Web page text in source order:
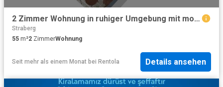
2 Zimmer Wohnung in ruhiger Umgebung mit modernem Wannenbad
Straberg
55 m²2 ZimmerWohnung
Seit mehr als einem Monat bei Rentola Details ansehen